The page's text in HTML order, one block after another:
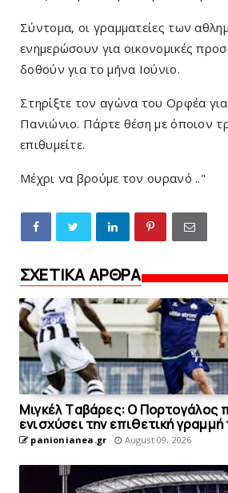
Σύντομα, οι γραμματείες των
ενημερώσουν για οικονομικές
δοθούν για το μήνα Ιούνιο.
Στηρίξτε τον αγώνα του Ορφέα
Πανιώνιο. Πάρτε θέση με όποιον
επιθυμείτε.
Μέχρι να βρούμε τον ουρανό .."
ΣΧΕΤΙΚΑ ΑΡΘΡΑ
Mιγκέλ Tαβάρες: O Πορτογάλος
ενισχύσει την επιθετική
panionianea.gr August 09, 2026